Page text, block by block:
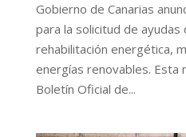
Gobierno de Canarias
para la solicitud de ayudas
rehabilitación energética,
energías renovables. Esta
Boletín Oficial de...